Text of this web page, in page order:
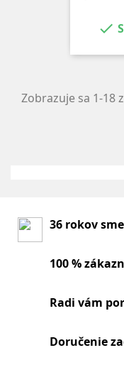

Zobrazuje sa 1-18
36 rokov
100 %
Radi vám
Doručenie